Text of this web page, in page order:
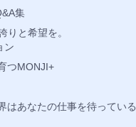
集
りと希望を。
ン
つMONJI+
はあなたの仕事を待っている